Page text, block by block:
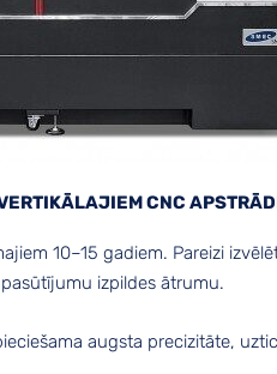
CNC
10–15 gadiem. Pareizi
izpildes ātrumu.
augsta precizitāte,